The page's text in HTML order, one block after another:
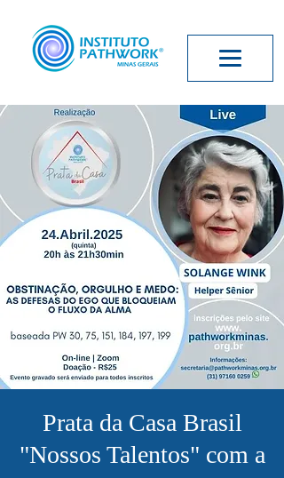
Prata da Casa Brasil
"Nossos Talentos" com a